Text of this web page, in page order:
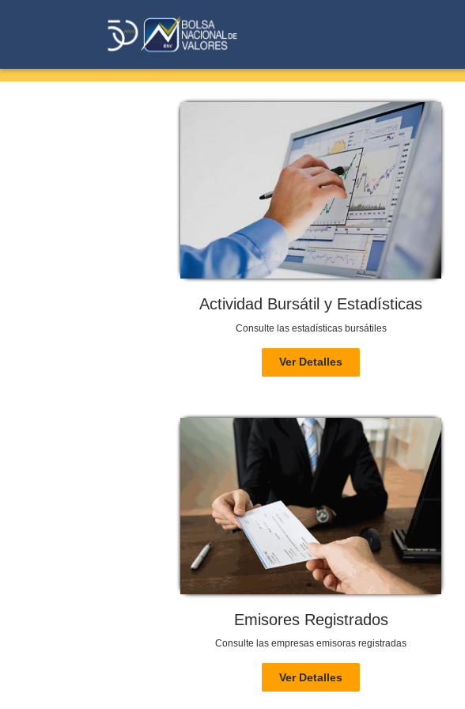
Actividad Bursátil y Estadísticas
Consulte las estadísticas bursátiles
Ver Detalles
Emisores Registrados
Consulte las empresas emisoras registradas
Ver Detalles